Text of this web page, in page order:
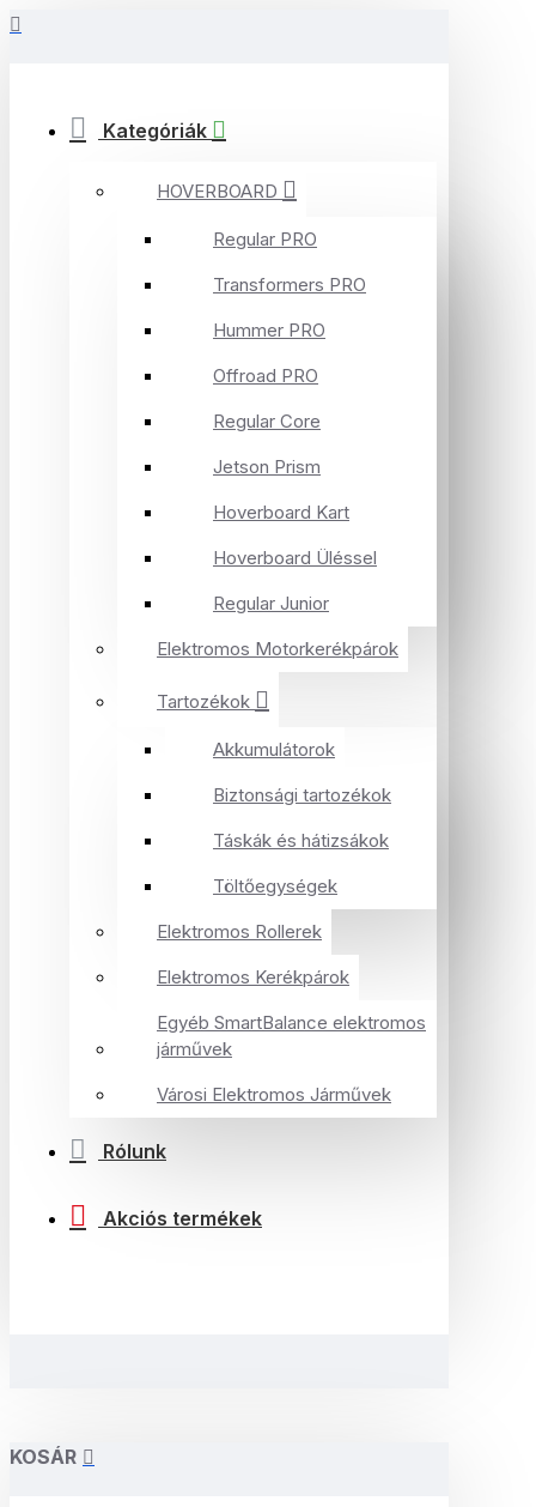
Kategóriák
HOVERBOARD
Regular PRO
Transformers PRO
Hummer PRO
Offroad PRO
Regular Core
Jetson Prism
Hoverboard Kart
Hoverboard Üléssel
Regular Junior
Elektromos Motorkerékpárok
Tartozékok
Akkumulátorok
Biztonsági tartozékok
Táskák és hátizsákok
Töltőegységek
Elektromos Rollerek
Elektromos Kerékpárok
Egyéb SmartBalance elektromos
járművek
Városi Elektromos Járművek
Rólunk
Akciós termékek
KOSÁR